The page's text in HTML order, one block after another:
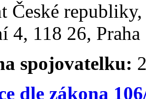
České
4, 118 26,
spojovatelku:
dle zákona